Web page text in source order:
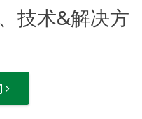
技术&解决方